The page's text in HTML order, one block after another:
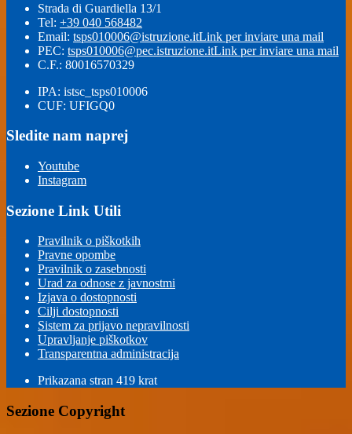
Strada di Guardiella 13/1
Tel: +39 040 568482
Email: tsps010006@istruzione.itLink per inviare una mail
PEC: tsps010006@pec.istruzione.itLink per inviare una mail
C.F.: 80016570329
IPA: istsc_tsps010006
CUF: UFIGQ0
Sledite nam naprej
Youtube
Instagram
Sezione Link Utili
Pravilnik o piškotkih
Pravne opombe
Pravilnik o zasebnosti
Urad za odnose z javnostmi
Izjava o dostopnosti
Cilji dostopnosti
Sistem za prijavo nepravilnosti
Upravljanje piškotkov
Transparentna administracija
Prikazana stran 419 krat
Sezione Copyright